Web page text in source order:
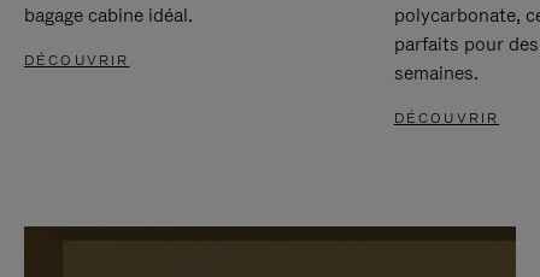
bagage cabine idéal.
DÉCOUVRIR
polycarbonate,
parfaits pour
semaines.
DÉCOUVRIR